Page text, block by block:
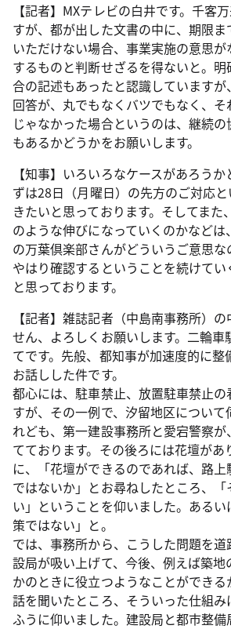
【記者】MXテレビの白井です。千客
すが、都が出した文書の中に、期限
いただけない場合、事業実施の意思
するものと判断せざるを得ないと。
合の記述もあったと認識していますが
回答が、丸でもなくバツでもなく、
じゃなかった場合というのは、継続
もあるかどうかをお願いします。
【知事】いろいろなケースがあろう
ずは28日（月曜日）の先方のご対応
きたいと思っております。そしてまた
のような伸びになっていくのかなど
の万葉倶楽部さんがどういうご意思な
やはり確認するということを続けて
と思っております。
【記者】雑誌記者（中島南事務所）
せん、よろしくお願いします。二輪車
てです。先般、都知事が加速度的に整
お話しした件です。
都心には、駐車禁止、放置駐車禁止の
すが、その一例で、汐留地区について
れども、第一建設事務所と愛宕警察
てております。その後ろには花壇があ
に、「花壇ができるのであれば、路
ではないか」とお尋ねしたところ、
い」ということを仰いました。ある
策ではない」と。
では、事務所から、こうした問題を
設局が吸い上げて、今後、例えば築地
かのときに役立つようなことができ
話を聞いたところ、そういった仕組み
ふうに仰いました。建設局と都市整